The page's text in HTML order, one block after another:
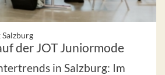
der JOT Juniormode
in Salzburg: Im